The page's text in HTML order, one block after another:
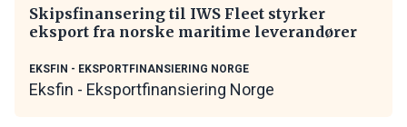
Skipsfinansering til IWS Fleet styrker
eksport fra norske maritime leverandører
EKSFIN - EKSPORTFINANSIERING NORGE
Eksfin - Eksportfinansiering Norge